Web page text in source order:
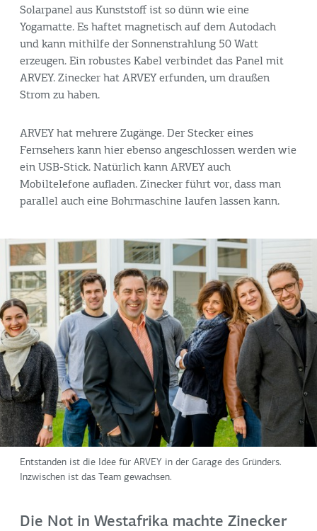
Solarpanel aus Kunststoff ist so dünn wie eine
Yogamatte. Es haftet magnetisch auf dem Autodach
und kann mithilfe der Sonnenstrahlung 50 Watt
erzeugen. Ein robustes Kabel verbindet das Panel mit
ARVEY. Zinecker hat ARVEY erfunden, um draußen
Strom zu haben.
ARVEY hat mehrere Zugänge. Der Stecker eines
Fernsehers kann hier ebenso angeschlossen werden wie
ein USB-Stick. Natürlich kann ARVEY auch
Mobiltelefone aufladen. Zinecker führt vor, dass man
parallel auch eine Bohrmaschine laufen lassen kann.
Entstanden ist die Idee für ARVEY in der Garage des Gründers.
Inzwischen ist das Team gewachsen.
Die Not in Westafrika machte Zinecker